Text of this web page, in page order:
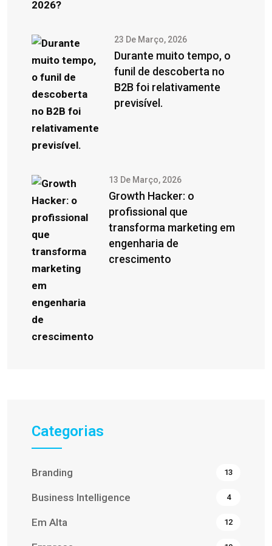
23 De Março, 2026
Durante muito tempo, o
funil de descoberta no
B2B foi relativamente
previsível.
13 De Março, 2026
Growth Hacker: o
profissional que
transforma marketing em
engenharia de
crescimento
Categorias
Branding 13
Business Intelligence 4
Em Alta 12